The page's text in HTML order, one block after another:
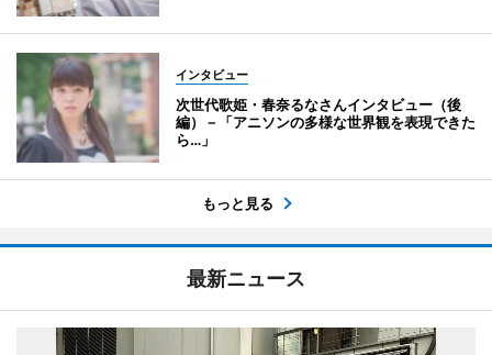
インタビュー
次世代歌姫・春奈るなさんインタビュー（後
編）－「アニソンの多様な世界観を表現できた
ら…」
もっと見る
最新ニュース